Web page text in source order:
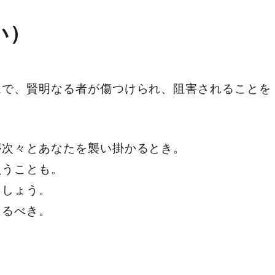
、賢明なる者が傷つけられ、阻害されることを
々とあなたを襲い掛かるとき。
ことも。
ょう。
べき。